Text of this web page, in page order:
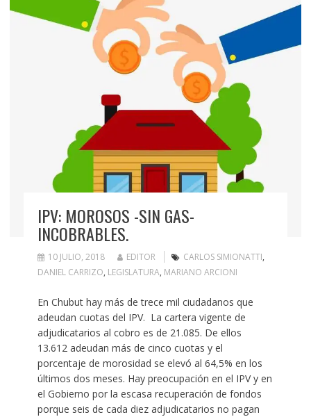
IPV: MOROSOS -SIN GAS-
INCOBRABLES.
10 JULIO, 2018 EDITOR CARLOS SIMIONATTI,
DANIEL CARRIZO, LEGISLATURA, MARIANO ARCIONI
En Chubut hay más de trece mil ciudadanos que
adeudan cuotas del IPV. La cartera vigente de
adjudicatarios al cobro es de 21.085. De ellos
13.612 adeudan más de cinco cuotas y el
porcentaje de morosidad se elevó al 64,5% en los
últimos dos meses. Hay preocupación en el IPV y en
el Gobierno por la escasa recuperación de fondos
porque seis de cada diez adjudicatarios no pagan